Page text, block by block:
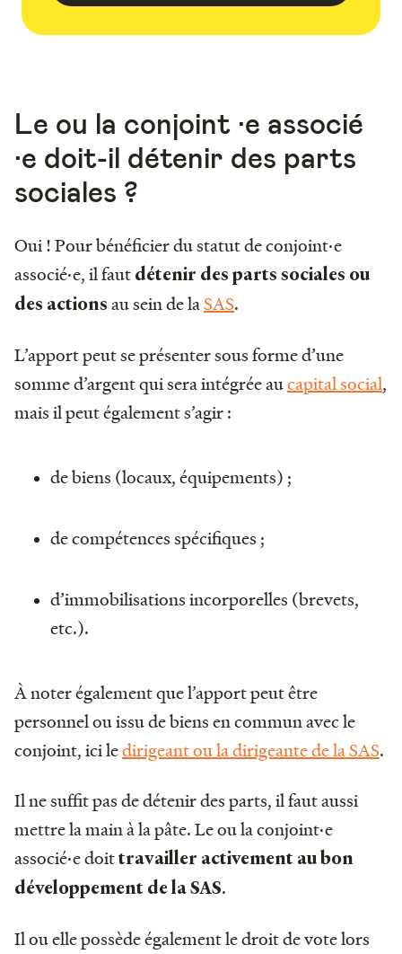
Le ou la conjoint ·e associé
·e doit-il détenir des parts
sociales ?
Oui ! Pour bénéficier du statut de conjoint·e
associé·e, il faut détenir des parts sociales ou
des actions au sein de laSAS.
L’apport peut se présenter sous forme d’une
somme d’argent qui sera intégrée aucapital social,
mais il peut également s’agir :
de biens (locaux, équipements) ;
de compétences spécifiques ;
d’immobilisations incorporelles (brevets,
etc.).
À noter également que l’apport peut être
personnel ou issu de biens en commun avec le
conjoint, ici ledirigeant ou la dirigeante de la SAS.
Il ne suffit pas de détenir des parts, il faut aussi
mettre la main à la pâte. Le ou la conjoint·e
associé·e doittravailler activement au bon
développement de la SAS.
Il ou elle possède également le droit de vote lors